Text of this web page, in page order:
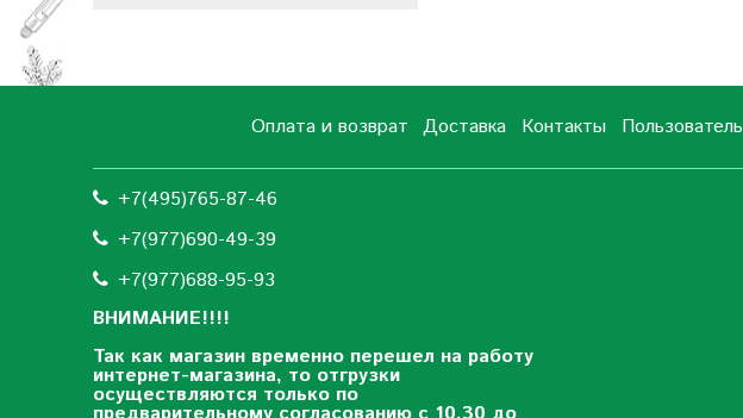
Оплата и возврат Доставка Контакты
+7(495)765-87-46
+7(977)690-49-39
+7(977)688-95-93
ВНИМАНИЕ!!!!
Так как магазин временно перешел на работу
интернет-магазина, то отгрузки
осуществляются только по